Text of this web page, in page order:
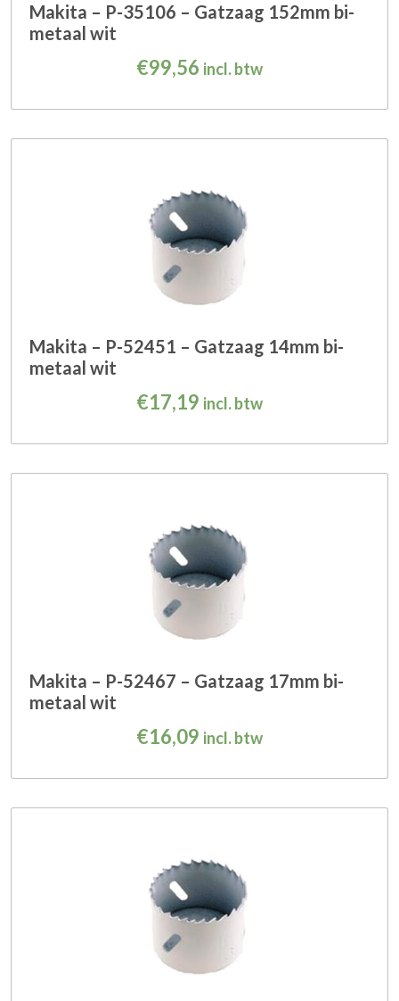
Makita – P-35106 – Gatzaag 152mm bi-
metaal wit
€99,56 incl. btw
Makita – P-52451 – Gatzaag 14mm bi-
metaal wit
€17,19 incl. btw
Makita – P-52467 – Gatzaag 17mm bi-
metaal wit
€16,09 incl. btw